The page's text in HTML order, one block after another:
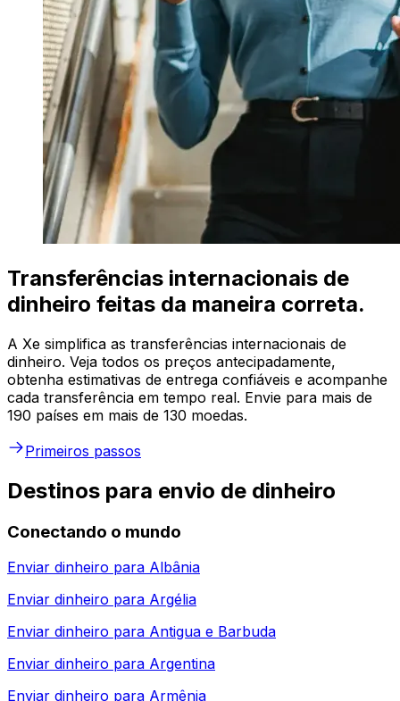
Transferências internacionais de
dinheiro feitas da maneira correta.
A Xe simplifica as transferências internacionais de
dinheiro. Veja todos os preços antecipadamente,
obtenha estimativas de entrega confiáveis e acompanhe
cada transferência em tempo real. Envie para mais de
190 países em mais de 130 moedas.
Primeiros passos
Destinos para envio de dinheiro
Conectando o mundo
Enviar dinheiro para Albânia
Enviar dinheiro para Argélia
Enviar dinheiro para Antigua e Barbuda
Enviar dinheiro para Argentina
Enviar dinheiro para Armênia